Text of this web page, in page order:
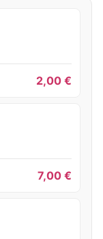
2,00 €
7,00 €